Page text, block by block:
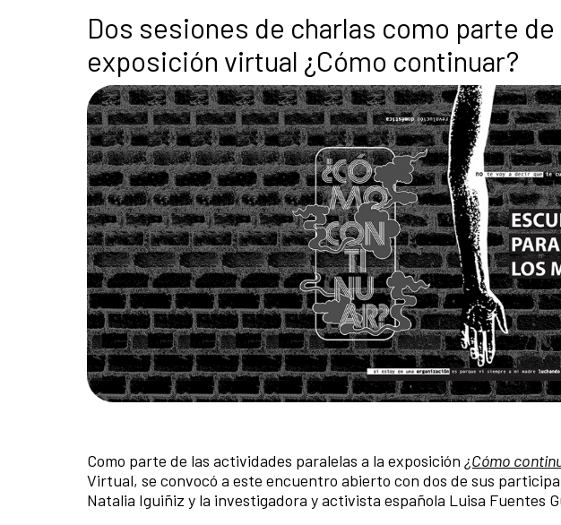
Dos sesiones de charlas como parte
exposición virtual ¿Cómo continuar?
Como parte de las actividades paralelas a la exposición ¿Cómo
Virtual, se convocó a este encuentro abierto con dos de sus
Natalia Iguiñiz y la investigadora y activista española Luisa Fuentes